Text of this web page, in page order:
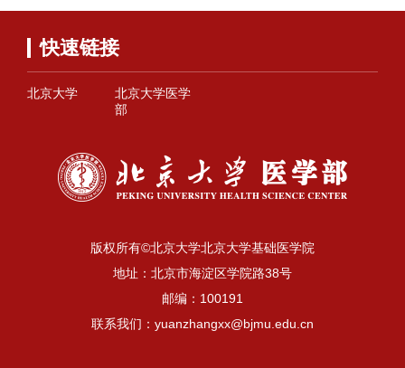
快速链接
北京大学
北京大学医学
部
版权所有©北京大学北京大学基础医学院
地址：北京市海淀区学院路38号
邮编：100191
联系我们：yuanzhangxx@bjmu.edu.cn